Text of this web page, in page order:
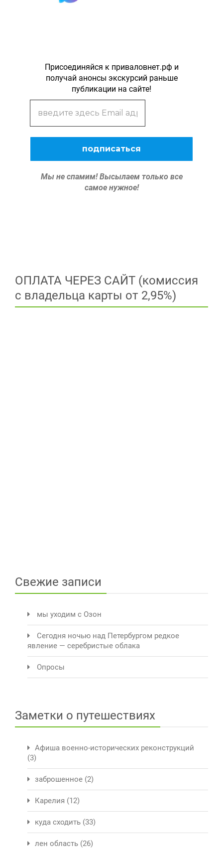
Присоединяйся к приваловнет.рф и
получай анонсы экскурсий раньше
публикации на сайте!
Мы не спамим! Высылаем только все
самое нужное!
ОПЛАТА ЧЕРЕЗ САЙТ (комиссия
с владельца карты от 2,95%)
Свежие записи
мы уходим с Озон
Сегодня ночью над Петербургом редкое
явление — серебристые облака
Опросы
Заметки о путешествиях
Афиша военно-исторических реконструкций
(3)
заброшенное (2)
Карелия (12)
куда сходить (33)
лен область (26)